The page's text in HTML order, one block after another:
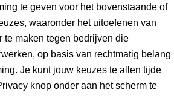
te geven voor het bovenstaande of
waaronder het uitoefenen van
te maken tegen bedrijven die
op basis van rechtmatig belang
Je kunt jouw keuzes te allen tijde
knop onder aan het scherm te